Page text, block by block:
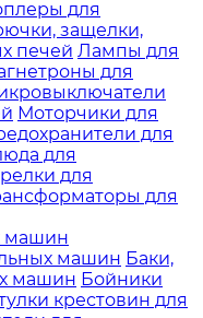
для
защелки,
печей Лампы для
для
Моторчики для
для
для
для
для
машин
машин Баки,
машин Бойники
крестовин для